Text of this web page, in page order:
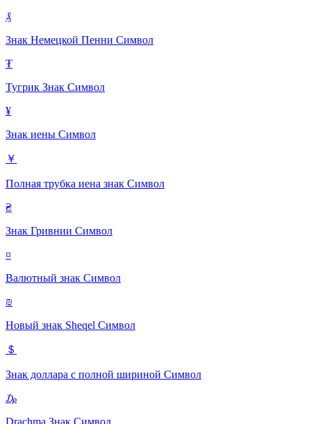
₰
Знак Немецкой Пенни Символ
₮
Тугрик Знак Символ
¥
Знак иены Символ
￥
Полная трубка иена знак Символ
₴
Знак Гривнии Символ
¤
Валютный знак Символ
₪
Новый знак Sheqel Символ
＄
Знак доллара с полной шириной Символ
₯